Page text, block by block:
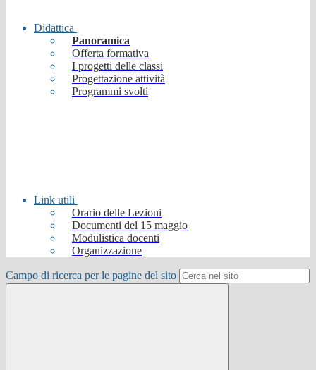
Didattica
Panoramica
Offerta formativa
I progetti delle classi
Progettazione attività
Programmi svolti
Link utili
Orario delle Lezioni
Documenti del 15 maggio
Modulistica docenti
Organizzazione
Campo di ricerca per le pagine del sito